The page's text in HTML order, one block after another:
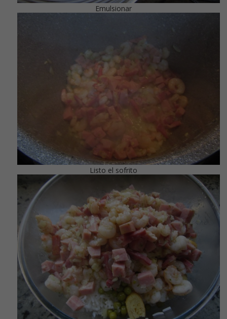
Emulsionar
Listo el sofrito